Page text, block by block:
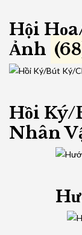
Hội
Ảnh
Hồi Ký/
Nhân